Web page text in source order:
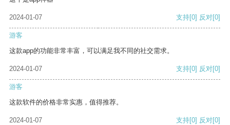
2024-01-07 支持[0] 反对[0]
游客
这款app的功能非常丰富，可以满足我不同的社交需求。
2024-01-07 支持[0] 反对[0]
游客
这款软件的价格非常实惠，值得推荐。
2024-01-07 支持[0] 反对[0]